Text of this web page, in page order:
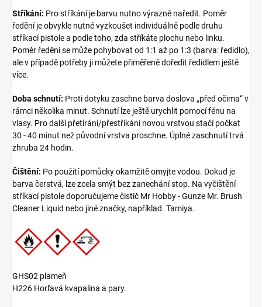
Stříkání: Pro stříkání je barvu nutno výrazně naředit. Poměr
ředění je obvykle nutné vyzkoušet individuálně podle druhu
stříkací pistole a podle toho, zda stříkáte plochu nebo linku.
Poměr ředění se může pohybovat od 1:1 až po 1:3 (barva: ředidlo),
ale v případě potřeby ji můžete přiměřeně doředit ředidlem ještě
více.
Doba schnutí: Proti dotyku zaschne barva doslova „před očima“ v
rámci několika minut. Schnutí lze ještě urychlit pomocí fénu na
vlasy. Pro další přetírání/přestříkání novou vrstvou stačí počkat
30 - 40 minut než původní vrstva proschne. Úplné zaschnutí trvá
zhruba 24 hodin.
Čištění: Po použití pomůcky okamžitě omyjte vodou. Dokud je
barva čerstvá, lze zcela smýt bez zanechání stop. Na vyčištění
stříkací pistole doporučujeme čistič Mr Hobby - Gunze Mr. Brush
Cleaner Liquid nebo jiné značky, například. Tamiya.
GHS02 plameň
H226 Horľavá kvapalina a pary.